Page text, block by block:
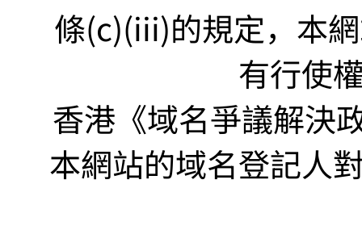
條(c)(iii)的規定，本
有行使
香港《域名爭議解決
本網站的域名登記人